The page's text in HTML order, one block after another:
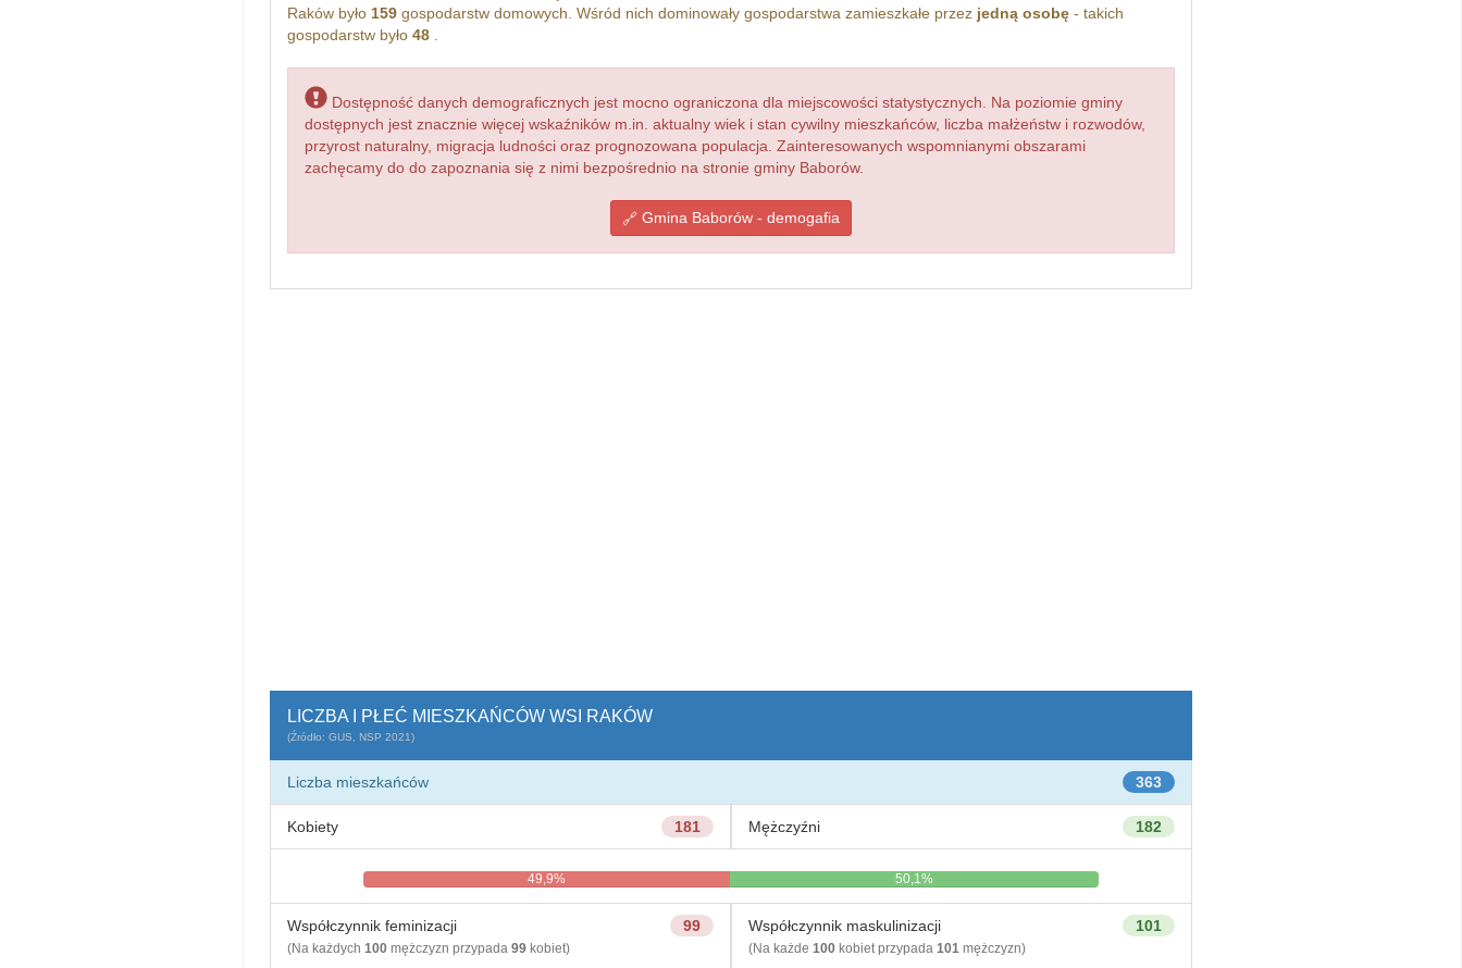
Raków było 159gospodarstw domowych. Wśród nich dominowały gospodarstwa zamieszkałe przez jedną osobę- takich
gospodarstw było 48.
Dostępność danych demograficznych jest mocno ograniczona dla miejscowości statystycznych. Na poziomie gminy
dostępnych jest znacznie więcej wskaźników m.in. aktualny wiek i stan cywilny mieszkańców, liczba małżeństw i rozwodów,
przyrost naturalny, migracja ludności oraz prognozowana populacja. Zainteresowanych wspomnianymi obszarami
zachęcamy do do zapoznania się z nimi bezpośrednio na stronie gminy Baborów.
Gmina Baborów - demogafia
LICZBA I PŁEĆ MIESZKAŃCÓW WSI RAKÓW
(Źródło: GUS, NSP 2021)
363
Liczba mieszkańców
181
Kobiety 182
Mężczyźni
49,9% 50,1%
99
Współczynnik feminizacji
(Na każdych 100mężczyzn przypada 99kobiet)
101
Współczynnik maskulinizacji
(Na każde 100kobiet przypada 101mężczyzn)